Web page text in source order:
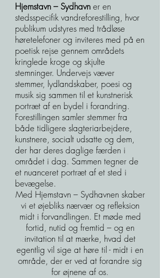
Hjemstavn – Sydhavn er en
stedsspecifik vandreforestilling, hvor
publikum udstyres med trådløse
høretelefoner og inviteres med på en
poetisk rejse gennem områdets
kringlede kroge og skjulte
stemninger. Undervejs væver
stemmer, lydlandskaber, poesi og
musik sig sammen til et kunstnerisk
portræt af en bydel i forandring.
Forestillingen samler stemmer fra
både tidligere slagteriarbejdere,
kunstnere, socialt udsatte og dem,
der har deres daglige færden i
området i dag. Sammen tegner de
et nuanceret portræt af et sted i
bevægelse.
Med Hjemstavn – Sydhavnen skaber
vi et øjebliks nærvær og refleksion
midt i forvandlingen. Et møde med
fortid, nutid og fremtid – og en
invitation til at mærke, hvad det
egentlig vil sige at høre til - midt i en
område, der er ved at forandre sig
for øjnene af os.